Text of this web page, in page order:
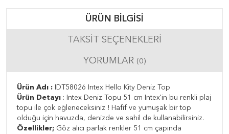
ÜRÜN BILGISI
TAKSIT SEÇENEKLERI
YORUMLAR (0)
Ürün Adı :
IDT58026 Intex Hello Kity Deniz Top
Ürün Detayı : Intex Deniz Topu 51 cm Intex'in bu renkli plaj
topu ile çok eğleneceksiniz ! Hafif ve yumuşak bir top
olduğu için havuzda, denizde ve sahil de kullanabilirsiniz.
Özellikler; Göz alıcı parlak renkler 51 cm çapında